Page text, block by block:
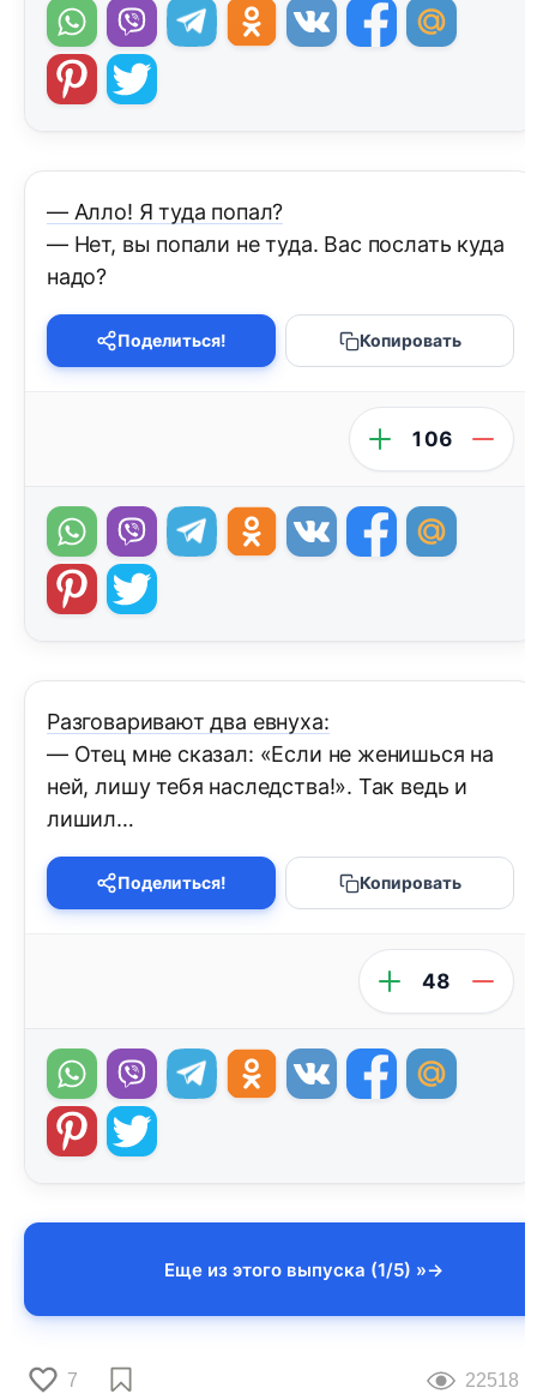
— Алло! Я туда попал?
— Нет, вы попали не туда. Вас послать куда
надо?
Поделиться! Копировать
106
Разговаривают два евнуха:
— Отец мне сказал: «Если не женишься на
ней, лишу тебя наследства!». Так ведь и
лишил…
Поделиться! Копировать
48
Еще из этого выпуска (1/5) »
7 22518